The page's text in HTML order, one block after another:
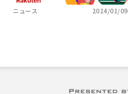
ニュース 2024/01/09